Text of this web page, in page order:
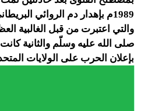
1989م بإهدار دم الروائي
والتي اعتبرت من قبل الغالبية
بإعلان الحرب على الولايات